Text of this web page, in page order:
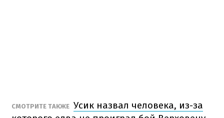
СМОТРИТЕ ТАКЖЕ Усик назвал человека, из-за